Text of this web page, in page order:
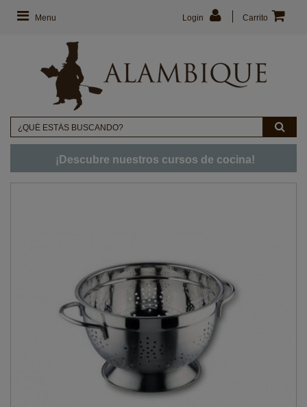
Menu Carrito
Login
¡Descubre nuestros cursos de cocina!